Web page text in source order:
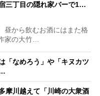
三丁目の隠れ家バーで1…
から飲むお酒にはまた格
家の大竹…
「なめろう」や「キヌカツ
摩川越えて「川崎の大衆酒